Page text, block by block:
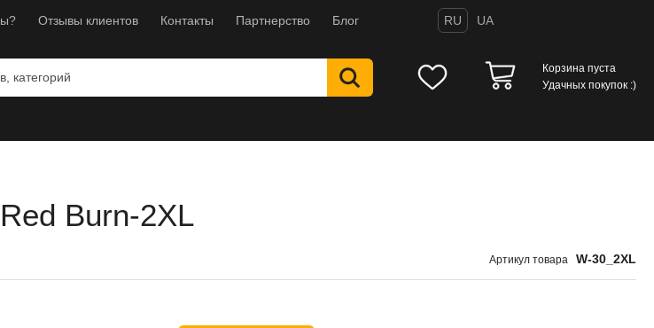
Отзывы клиентов Контакты Партнерство Блог RU UA
Корзина пуста
Удачных покупок :)
Burn-2XL
Артикул товара W-30_2XL